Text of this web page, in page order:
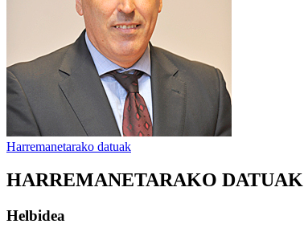
Harremanetarako datuak
HARREMANETARAKO DATUAK
Helbidea